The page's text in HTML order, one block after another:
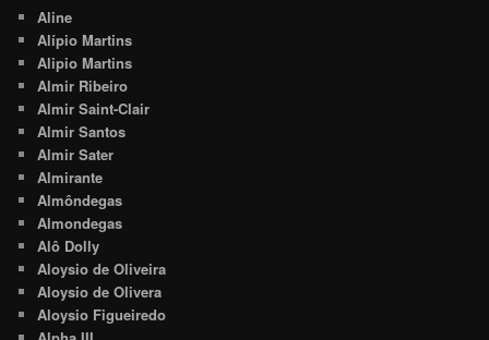
Aline
Alípio Martins
Alipio Martins
Almir Ribeiro
Almir Saint-Clair
Almir Santos
Almir Sater
Almirante
Almôndegas
Almondegas
Alô Dolly
Aloysio de Oliveira
Aloysio de Olivera
Aloysio Figueiredo